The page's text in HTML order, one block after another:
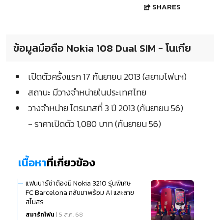
SHARES
ข้อมูลมือถือ Nokia 108 Dual SIM - โนเกีย
เปิดตัวครั้งแรก 17 กันยายน 2013 (สยามโฟนฯ)
สถานะ มีวางจำหน่ายในประเทศไทย
วางจำหน่าย ไตรมาสที่ 3 ปี 2013 (กันยายน 56)
- ราคาเปิดตัว 1,080 บาท (กันยายน 56)
เนื้อหาที่เกี่ยวข้อง
แฟนบาร์ซ่าต้องมี Nokia 3210 รุ่นพิเศษ
FC Barcelona กลับมาพร้อม AI และลาย
สโมสร
สมาร์ทโฟน | 5 ส.ค. 68